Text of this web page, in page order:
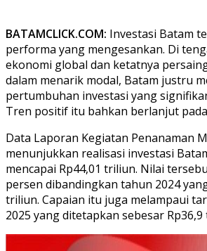
BATAMCLICK.COM: Investasi Batam
performa yang mengesankan. Di
ekonomi global dan ketatnya
dalam menarik modal, Batam justru
pertumbuhan investasi yang
Tren positif itu bahkan berlanjut pada
Data Laporan Kegiatan Penanaman
menunjukkan realisasi investasi
mencapai Rp44,01 triliun. Nilai
persen dibandingkan tahun 2024
triliun. Capaian itu juga melampaui
2025 yang ditetapkan sebesar